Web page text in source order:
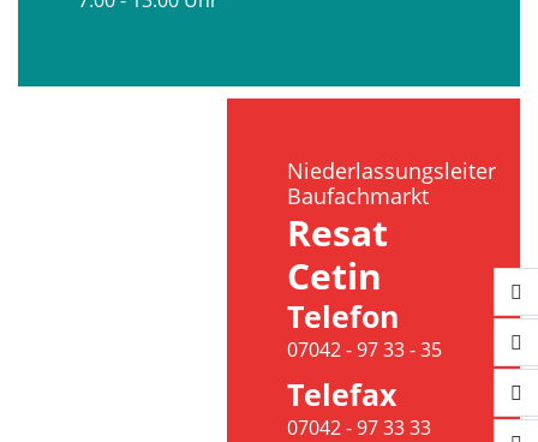
Niederlassungsleiter
Baufachmarkt
Resat
Cetin
Telefon
07042 - 97 33 - 35
Telefax
07042 - 97 33 33